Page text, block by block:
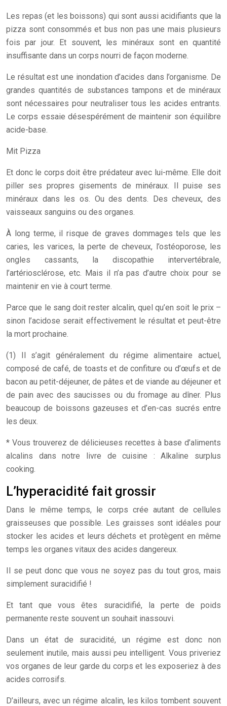
Les repas (et les boissons) qui sont aussi acidifiants que la
pizza sont consommés et bus non pas une mais plusieurs
fois par jour. Et souvent, les minéraux sont en quantité
insuffisante dans un corps nourri de façon moderne.
Le résultat est une inondation d’acides dans l’organisme. De
grandes quantités de substances tampons et de minéraux
sont nécessaires pour neutraliser tous les acides entrants.
Le corps essaie désespérément de maintenir son équilibre
acide-base.
Mit Pizza
Et donc le corps doit être prédateur avec lui-même. Elle doit
piller ses propres gisements de minéraux. Il puise ses
minéraux dans les os. Ou des dents. Des cheveux, des
vaisseaux sanguins ou des organes.
À long terme, il risque de graves dommages tels que les
caries, les varices, la perte de cheveux, l’ostéoporose, les
ongles cassants, la discopathie intervertébrale,
l’artériosclérose, etc. Mais il n’a pas d’autre choix pour se
maintenir en vie à court terme.
Parce que le sang doit rester alcalin, quel qu’en soit le prix –
sinon l’acidose serait effectivement le résultat et peut-être
la mort prochaine.
(1) Il s’agit généralement du régime alimentaire actuel,
composé de café, de toasts et de confiture ou d’œufs et de
bacon au petit-déjeuner, de pâtes et de viande au déjeuner et
de pain avec des saucisses ou du fromage au dîner. Plus
beaucoup de boissons gazeuses et d’en-cas sucrés entre
les deux.
* Vous trouverez de délicieuses recettes à base d’aliments
alcalins dans notre livre de cuisine : Alkaline surplus
cooking.
L’hyperacidité fait grossir
Dans le même temps, le corps crée autant de cellules
graisseuses que possible. Les graisses sont idéales pour
stocker les acides et leurs déchets et protègent en même
temps les organes vitaux des acides dangereux.
Il se peut donc que vous ne soyez pas du tout gros, mais
simplement suracidifié !
Et tant que vous êtes suracidifié, la perte de poids
permanente reste souvent un souhait inassouvi.
Dans un état de suracidité, un régime est donc non
seulement inutile, mais aussi peu intelligent. Vous priveriez
vos organes de leur garde du corps et les exposeriez à des
acides corrosifs.
D’ailleurs, avec un régime alcalin, les kilos tombent souvent